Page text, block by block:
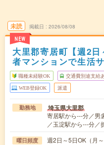
未読
NEW
掲載日 2026/08/08
大里郡寄居町【週2
者マンションで生活
職種未経験OK 交通費別途支給
WEB登録OK 派遣
勤務地 埼玉県大里郡
寄居駅から---分／男
／玉淀駅から---分／
曜日頻度 週2日～5日OK（月